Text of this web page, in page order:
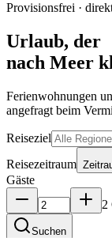
Provisionsfrei ·
Urlaub, der
nach Meer
Ferienwohnungen
angefragt beim
Reiseziel
Reisezeitraum
Gäste
2
Suchen